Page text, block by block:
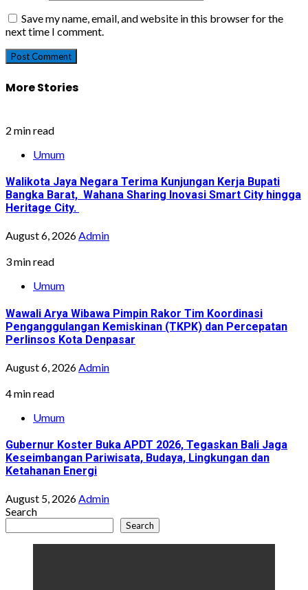
Save my name, email, and website in this browser for the
next time I comment.
More Stories
2 min read
Umum
Walikota Jaya Negara Terima Kunjungan Kerja Bupati
Bangka Barat, Wahana Sharing Inovasi Smart City hingga
Heritage City.
August 6, 2026Admin
3 min read
Umum
Wawali Arya Wibawa Pimpin Rakor Tim Koordinasi
Penganggulangan Kemiskinan (TKPK) dan Percepatan
Perlinsos Kota Denpasar
August 6, 2026Admin
4 min read
Umum
Gubernur Koster Buka APDT 2026, Tegaskan Bali Jaga
Keseimbangan Pariwisata, Budaya, Lingkungan dan
Ketahanan Energi
August 5, 2026Admin
Search
Search